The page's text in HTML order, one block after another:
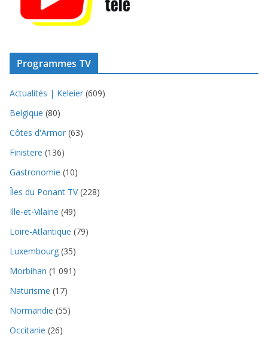
Programmes TV
Actualités | Keleier (609)
Belgique (80)
Côtes d'Armor (63)
Finistere (136)
Gastronomie (10)
Îles du Ponant TV(228)
Ille-et-Vilaine (49)
Loire-Atlantique (79)
Luxembourg (35)
Morbihan (1 091)
Naturisme (17)
Normandie (55)
Occitanie (26)